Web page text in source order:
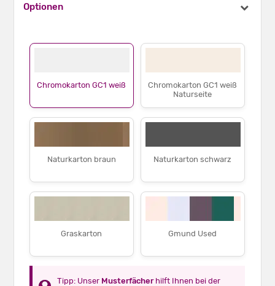
Chromokarton GC1 weiß
Chromokarton GC1 weiß
Naturseite
Naturkarton braun Naturkarton schwarz
Graskarton Gmund Used
Tipp: Unser Musterfächerhilft Ihnen bei der
Optionen